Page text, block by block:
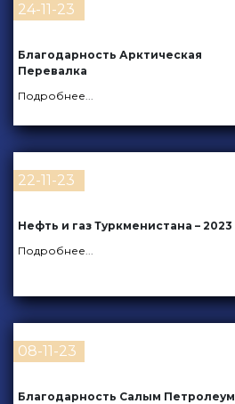
24-11-23
Благодарность Арктическая
Перевалка
Подробнее...
22-11-23
Нефть и газ Туркменистана – 2023
Подробнее...
08-11-23
Благодарность Салым Петролеум